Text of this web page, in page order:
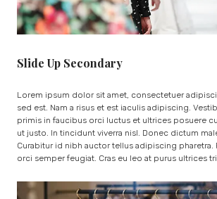
Slide Up Secondary
Lorem ipsum dolor sit amet, consectetuer
sed est. Nam a risus et est iaculis adipiscing.
primis in faucibus orci luctus et ultrices posuere
ut justo. In tincidunt viverra nisl. Donec dictum
Curabitur id nibh auctor tellus adipiscing pharetra.
orci semper feugiat. Cras eu leo at purus ultrices